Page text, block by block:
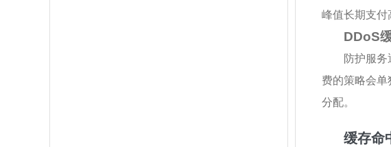
峰值长期支付
DDoS
防护服
费的策略会
分配。
缓存命